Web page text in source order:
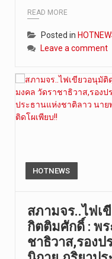
READ MORE
Posted in
Leave a comment
HOTNEWS
สภามจร..ไฟ
กิตติมศักดิ์ : พ
ชาธิวาส,รอง